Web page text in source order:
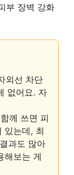
부 장벽 강화
외선 차단
없어요. 자
께 쓰면 피
있는데, 최
과도 많아
해보는 게